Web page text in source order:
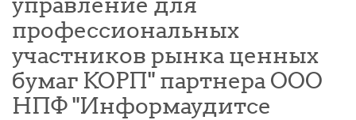
профессиональных
участников рынка ценных
бумаг КОРП" партнера ООО
НПФ "Информаудитсе